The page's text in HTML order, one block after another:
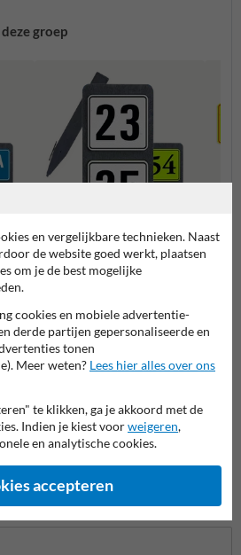
groep
Huisnummerpaal met twee
nummers
Huisnummerpalen en bordjes
en vergelijkbare technieken. Naast
de website goed werkt, plaatsen
om je de best mogelijke
cookies en mobiele advertentie-
derde partijen gepersonaliseerde en
tonen
Meer weten? Lees hier alles over ons
te klikken, ga je akkoord met de
Indien je kiest voorweigeren,
en analytische cookies.
accepteren